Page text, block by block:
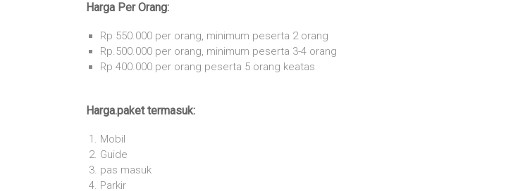
Harga Per Orang:
Rp 550.000 per orang, minimum peserta 2 orang
Rp.500.000 per orang, minimum peserta 3-4 orang
Rp 400.000 per orang peserta 5 orang keatas
Harga.paket termasuk:
Mobil
Guide
pas masuk
Parkir